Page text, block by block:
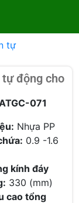
tự
động cho
071
Nhựa PP
0.9 -1.6
kính đáy
330 (mm)
cao tổng